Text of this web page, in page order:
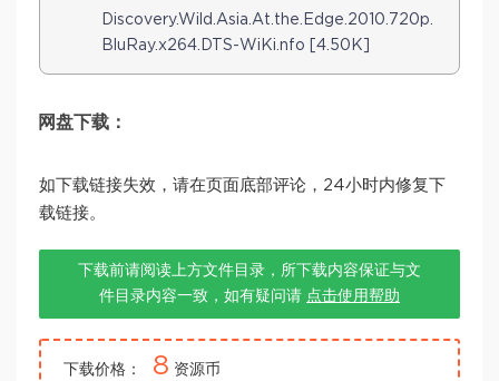
Discovery.Wild.Asia.At.the.Edge.2010.720p.
BluRay.x264.DTS-WiKi.nfo [4.50K]
网盘下载：
如下载链接失效，请在页面底部评论，24小时内修复下
载链接。
下载前请阅读上方文件目录，所下载内容保证与文
件目录内容一致，如有疑问请 点击使用帮助
下载价格： 8 资源币